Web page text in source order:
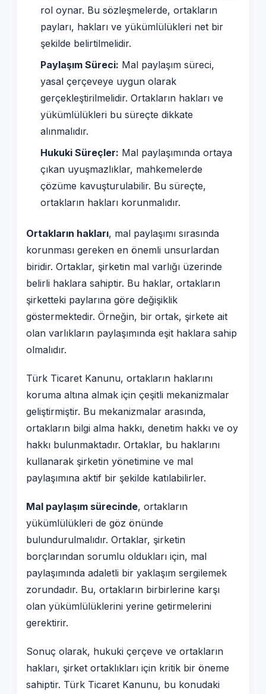
rol oynar. Bu sözleşmelerde, ortakların
payları, hakları ve yükümlülükleri net bir
şekilde belirtilmelidir.
Paylaşım Süreci: Mal paylaşım süreci,
yasal çerçeveye uygun olarak
gerçekleştirilmelidir. Ortakların hakları ve
yükümlülükleri bu süreçte dikkate
alınmalıdır.
Hukuki Süreçler: Mal paylaşımında ortaya
çıkan uyuşmazlıklar, mahkemelerde
çözüme kavuşturulabilir. Bu süreçte,
ortakların hakları korunmalıdır.
Ortakların hakları, mal paylaşımı sırasında
korunması gereken en önemli unsurlardan
biridir. Ortaklar, şirketin mal varlığı üzerinde
belirli haklara sahiptir. Bu haklar, ortakların
şirketteki paylarına göre değişiklik
göstermektedir. Örneğin, bir ortak, şirkete ait
olan varlıkların paylaşımında eşit haklara sahip
olmalıdır.
Türk Ticaret Kanunu, ortakların haklarını
koruma altına almak için çeşitli mekanizmalar
geliştirmiştir. Bu mekanizmalar arasında,
ortakların bilgi alma hakkı, denetim hakkı ve oy
hakkı bulunmaktadır. Ortaklar, bu haklarını
kullanarak şirketin yönetimine ve mal
paylaşımına aktif bir şekilde katılabilirler.
Mal paylaşım sürecinde, ortakların
yükümlülükleri de göz önünde
bulundurulmalıdır. Ortaklar, şirketin
borçlarından sorumlu oldukları için, mal
paylaşımında adaletli bir yaklaşım sergilemek
zorundadır. Bu, ortakların birbirlerine karşı
olan yükümlülüklerini yerine getirmelerini
gerektirir.
Sonuç olarak, hukuki çerçeve ve ortakların
hakları, şirket ortaklıkları için kritik bir öneme
sahiptir. Türk Ticaret Kanunu, bu konudaki